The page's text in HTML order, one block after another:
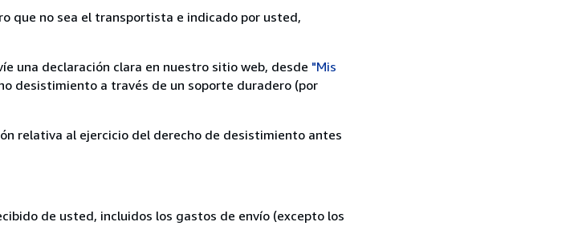
que no sea el transportista e indicado por usted,
una declaración clara en nuestro sitio web, desde "Mis
desistimiento a través de un soporte duradero (por
relativa al ejercicio del derecho de desistimiento antes
de usted, incluidos los gastos de envío (excepto los